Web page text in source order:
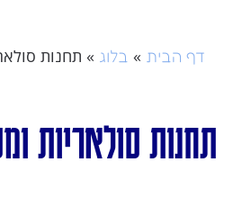
דף הבית » בלוג » תחנות
תחנות סולאריות